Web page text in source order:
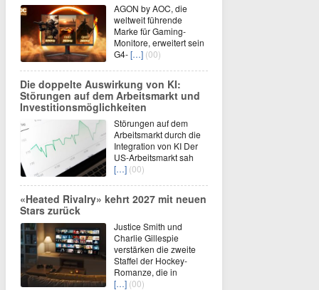
AGON by AOC, die
weltweit führende
Marke für Gaming-
Monitore, erweitert sein
G4-[…] (00)
Die doppelte Auswirkung von KI:
Störungen auf dem Arbeitsmarkt und
Investitionsmöglichkeiten
Störungen auf dem
Arbeitsmarkt durch die
Integration von KI Der
US-Arbeitsmarkt sah
[…] (00)
«Heated Rivalry» kehrt 2027 mit neuen
Stars zurück
Justice Smith und
Charlie Gillespie
verstärken die zweite
Staffel der Hockey-
Romanze, die in
[…] (00)